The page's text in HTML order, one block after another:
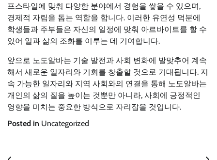
프스타일에 맞춰 다양한 분야에서 경험을 쌓을 수 있으며,
경제적 자립을 돕는 역할을 합니다. 이러한 유연성 덕분에
학생들과 주부들은 자신의 일정에 맞춰 아르바이트를 할 수
있어 일과 삶의 조화를 이루는 데 기여합니다.
앞으로 노도알바는 기술 발전과 사회 변화에 발맞추어 계속
해서 새로운 일자리와 기회를 창출할 것으로 기대됩니다. 지
속 가능한 일자리와 지역 사회와의 연결을 통해 노도알바는
개인의 삶의 질을 높이는 것뿐만 아니라, 사회에 긍정적인
영향을 미치는 중요한 방식으로 자리잡을 것입니다.
Posted in Uncategorized